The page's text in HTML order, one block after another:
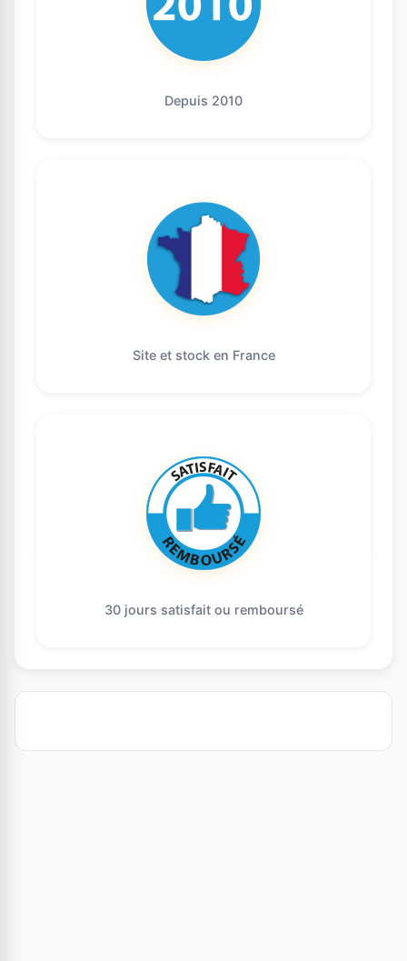
Depuis 2010
Site et stock en France
30 jours satisfait ou remboursé